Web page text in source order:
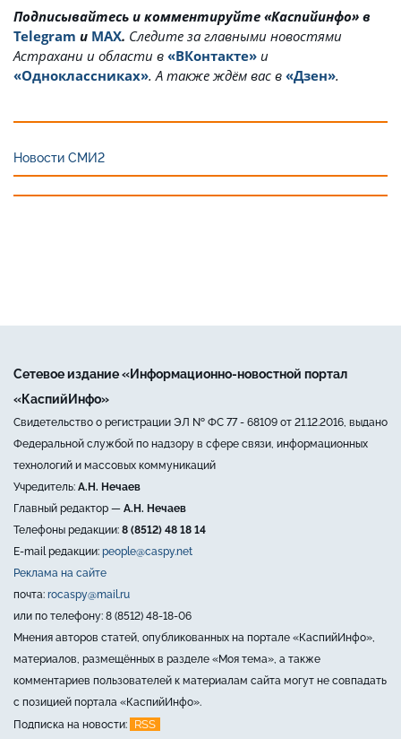
Подписывайтесь и комментируйте «Каспийинфо» в
Telegram и MAX. Cледите за главными новостями
Астрахани и области в «ВКонтакте» и
«Одноклассниках». А также ждём вас в «Дзен».
Новости СМИ2
Сетевое издание «Информационно-новостной портал
«КаспийИнфо»
Свидетельство о регистрации ЭЛ № ФС 77 - 68109 от 21.12.2016, выдано
Федеральной службой по надзору в сфере связи, информационных
технологий и массовых коммуникаций
Учредитель: А.Н. Нечаев
Главный редактор — А.Н. Нечаев
Телефоны редакции: 8 (8512) 48 18 14
E-mail редакции: people@caspy.net
Реклама на сайте
почта: rocaspy@mail.ru
или по телефону: 8 (8512) 48-18-06
Мнения авторов статей, опубликованных на портале «КаспийИнфо»,
материалов, размещённых в разделе «Моя тема», а также
комментариев пользователей к материалам сайта могут не совпадать
с позицией портала «КаспийИнфо».
Подписка на новости:
RSS